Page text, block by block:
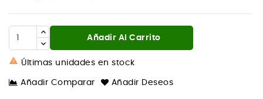
Añadir Al Carrito
 Últimas unidades en stock
Añadir Comparar Añadir Deseos